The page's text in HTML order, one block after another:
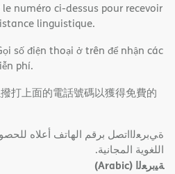
le numéro ci-dessus pour recevoir
linguistique.
số điện thoại ở trên để nhận các
phí.
打上面的電話號碼以獲得免費的
ةﻲﺑﺮﻌﻟااﺗﺼﻞ ﺑﺮﻗﻢ اﻟﮭﺎﺗﻒ أﻋﻼه
اﻟﻠﻐﻮﯾﺔ اﻟﻤﺠﺎﻧﯿﺔ.
ﺔﯿﺑﺮﻌﻟا (Arabic)